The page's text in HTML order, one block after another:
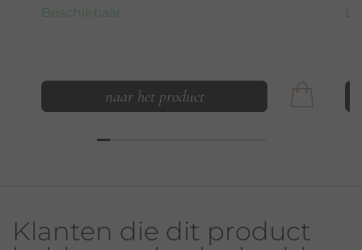
Beschikbaar
naar het product
Klanten die dit product